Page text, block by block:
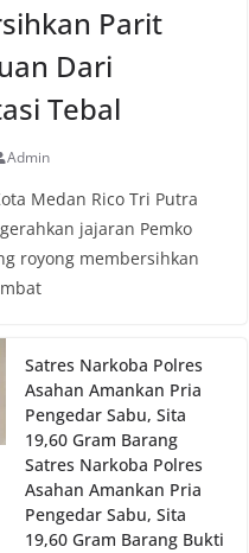
Parit
Dari
Tebal
Admin
Medan Rico Tri Putra
jajaran Pemko
royong membersihkan
Satres Narkoba Polres
Asahan Amankan Pria
Pengedar Sabu, Sita
19,60 Gram Barang
Satres Narkoba Polres
Asahan Amankan Pria
Pengedar Sabu, Sita
19,60 Gram Barang Bukti